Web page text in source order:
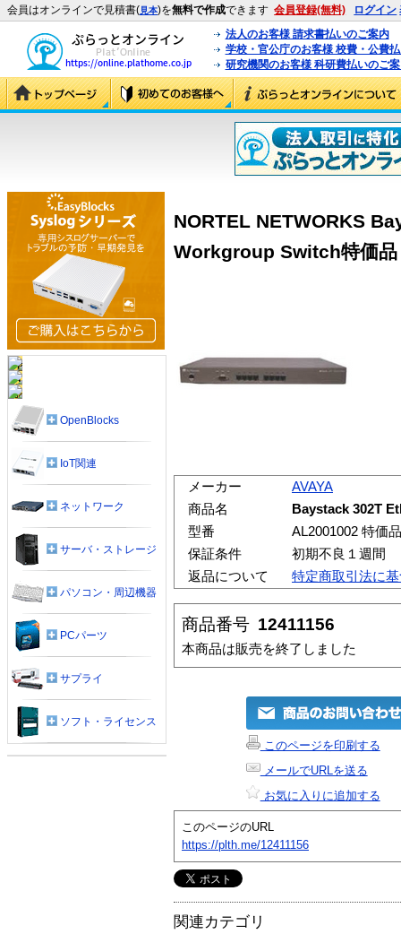
会員はオンラインで見積書(見本)を無料で作成できます 会員登録(無料) ログイン
法人のお客様 請求書払いのご案内
学校・官公庁のお客様 校費・公費
研究機関のお客様 科研費払いのご
NORTEL NETWORKS
Workgroup Switch特価
メーカー
AVAYA
商品名
Baystack 302T
型番
AL2001002 特価品
保証条件
初期不良１週間
返品について
特定商取引法に
商品番号 12411156
本商品は販売を終了しました
このページを印刷する
メールでURLを送る
お気に入りに追加する
このページのURL
https://plth.me/12411156
関連カテゴリ
OpenBlocks
IoT関連
ネットワーク
サーバ・ストレージ
パソコン・周辺機器
PCパーツ
サプライ
ソフト・ライセンス